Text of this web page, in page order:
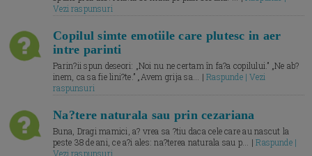
Vezi raspunsuri
Copilul simte emotiile care plutesc in aer
intre parinti
Parin?ii spun deseori: „Noi nu ne certam în fa?a copilului.” „Ne ab?
inem, ca sa fie lini?te.” „Avem grija sa... |Raspunde | Vezi
raspunsuri
Na?tere naturala sau prin cezariana
Buna, Dragi mamici, a? vrea sa ?tiu daca cele care au nascut la
peste 38 de ani, ce a?i ales: na?terea naturala sau p... |Raspunde |
Vezi raspunsuri